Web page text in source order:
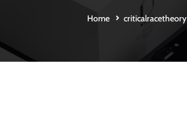
Home criticalracetheory